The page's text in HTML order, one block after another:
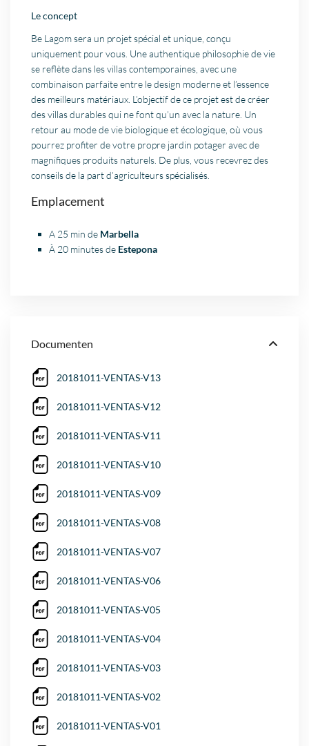
Le concept
Be Lagom sera un projet spécial et unique, conçu
uniquement pour vous. Une authentique philosophie de vie
se reflète dans les villas contemporaines, avec une
combinaison parfaite entre le design moderne et l’essence
des meilleurs matériaux. L’objectif de ce projet est de créer
des villas durables qui ne font qu’un avec la nature. Un
retour au mode de vie biologique et écologique, où vous
pourrez profiter de votre propre jardin potager avec de
magnifiques produits naturels. De plus, vous recevrez des
conseils de la part d’agriculteurs spécialisés.
Emplacement
A 25 min de Marbella
À 20 minutes de Estepona
Documenten
20181011-VENTAS-V13
20181011-VENTAS-V12
20181011-VENTAS-V11
20181011-VENTAS-V10
20181011-VENTAS-V09
20181011-VENTAS-V08
20181011-VENTAS-V07
20181011-VENTAS-V06
20181011-VENTAS-V05
20181011-VENTAS-V04
20181011-VENTAS-V03
20181011-VENTAS-V02
20181011-VENTAS-V01